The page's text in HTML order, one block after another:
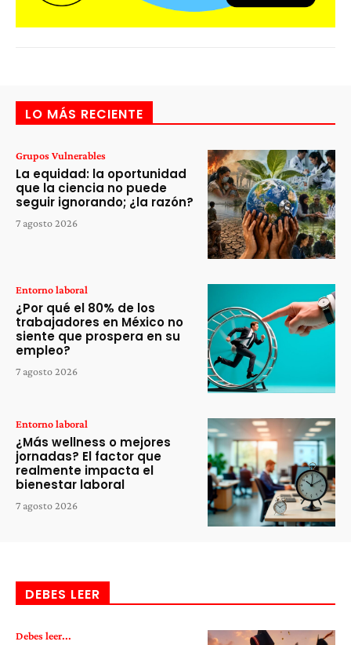
LO MÁS RECIENTE
Grupos Vulnerables
La equidad: la oportunidad
que la ciencia no puede
seguir ignorando; ¿la razón?
7 agosto 2026
Entorno laboral
¿Por qué el 80% de los
trabajadores en México no
siente que prospera en su
empleo?
7 agosto 2026
Entorno laboral
¿Más wellness o mejores
jornadas? El factor que
realmente impacta el
bienestar laboral
7 agosto 2026
DEBES LEER
Debes leer...